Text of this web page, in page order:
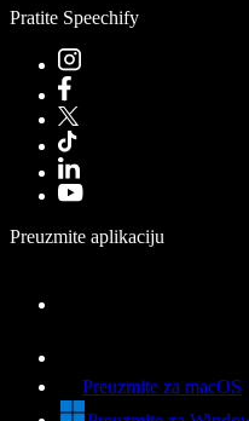
Pratite Speechify
Preuzmite aplikaciju
Preuzmite za macOS